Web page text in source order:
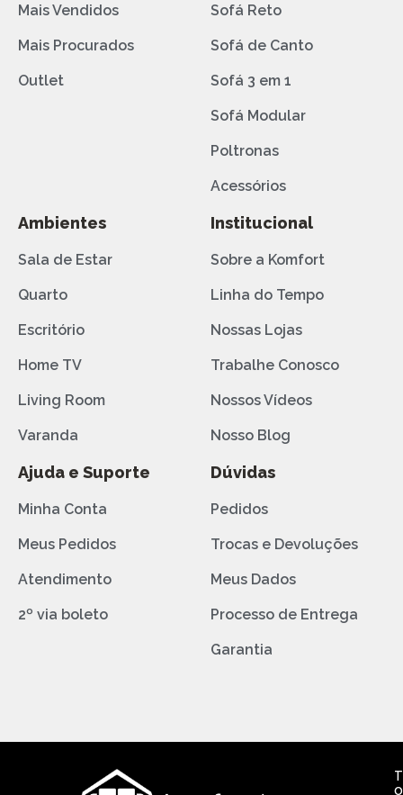
Mais Vendidos
Mais Procurados
Outlet
Sofá Reto
Sofá de Canto
Sofá 3 em 1
Sofá Modular
Poltronas
Acessórios
Ambientes
Sala de Estar
Quarto
Escritório
Home TV
Living Room
Varanda
Institucional
Sobre a Komfort
Linha do Tempo
Nossas Lojas
Trabalhe Conosco
Nossos Vídeos
Nosso Blog
Ajuda e Suporte
Minha Conta
Meus Pedidos
Atendimento
2º via boleto
Dúvidas
Pedidos
Trocas e Devoluções
Meus Dados
Processo de Entrega
Garantia